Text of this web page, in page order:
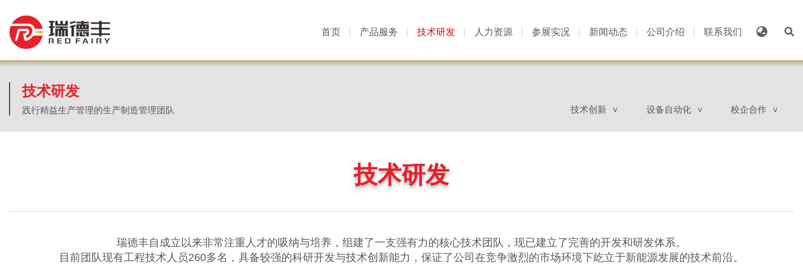
首页 产品服务 技术研发 人力资源 参展实况 新闻动态 公司介绍 联系我们
技术研发
践行精益生产管理的生产制造管理团队 技术创新 > 设备自动化 > 校企合作 >
技术研发
瑞德丰自成立以来非常注重人才的吸纳与培养，组建了一支强有力的核心技术团队，现已建立了完善的开发和研发体系。
目前团队现有工程技术人员260多名，具备较强的科研开发与技术创新能力，保证了公司在竞争激烈的市场环境下屹立于新能源发展的技术前沿。